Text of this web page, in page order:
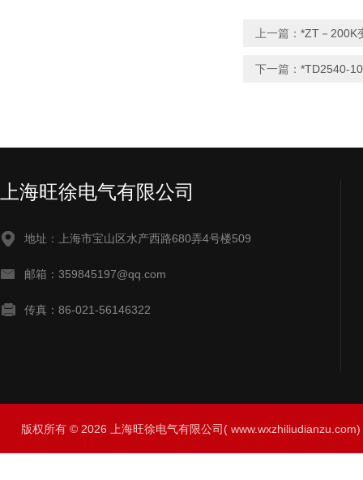
上一篇： *ZT－200K
下一篇： *TD2540-
上海旺徐电气有限公司
地址：上海市宝山区水产西路680弄4号楼509
邮箱：359845197@qq.com
传真：86-021-56146322
版权所有 © 2026 上海旺徐电气有限公司(